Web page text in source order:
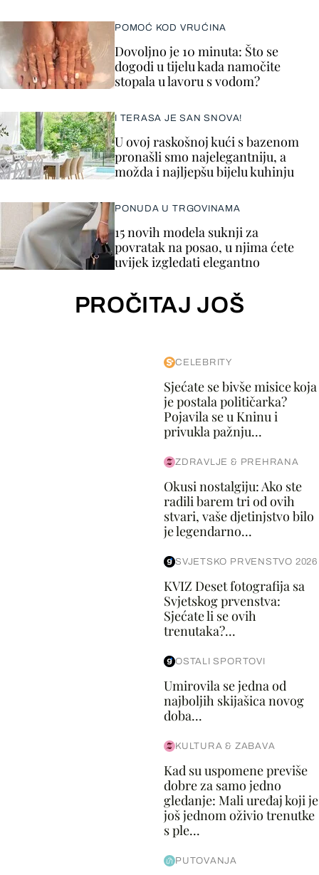
POMOĆ KOD VRUĆINA
Dovoljno je 10 minuta: Što se
dogodi u tijelu kada namočite
stopala u lavoru s vodom?
I TERASA JE SAN SNOVA!
U ovoj raskošnoj kući s bazenom
pronašli smo najelegantniju, a
možda i najljepšu bijelu kuhinju
PONUDA U TRGOVINAMA
15 novih modela suknji za
povratak na posao, u njima ćete
uvijek izgledati elegantno
PROČITAJ JOŠ
CELEBRITY
Sjećate se bivše misice koja
je postala političarka?
Pojavila se u Kninu i
privukla pažnju...
ZDRAVLJE & PREHRANA
Okusi nostalgiju: Ako ste
radili barem tri od ovih
stvari, vaše djetinjstvo bilo
je legendarno...
SVJETSKO PRVENSTVO 2026
KVIZ Deset fotografija sa
Svjetskog prvenstva:
Sjećate li se ovih
trenutaka?...
OSTALI SPORTOVI
Umirovila se jedna od
najboljih skijašica novog
doba...
KULTURA & ZABAVA
Kad su uspomene previše
dobre za samo jedno
gledanje: Mali uređaj koji je
još jednom oživio trenutke
s ple...
PUTOVANJA